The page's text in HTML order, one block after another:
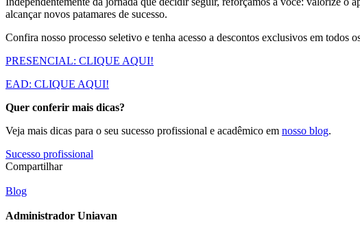
alcançar novos patamares de sucesso.
Confira nosso processo seletivo e tenha acesso a descontos exclusivos em todos
PRESENCIAL: CLIQUE AQUI!
EAD: CLIQUE AQUI!
Quer conferir mais dicas?
Veja mais dicas para o seu sucesso profissional e acadêmico em nosso blog.
Sucesso profissional
Compartilhar
Blog
Administrador Uniavan